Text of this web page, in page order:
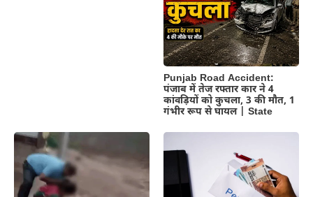
Punjab Road Accident:
पंजाब में तेज रफ्तार कार ने 4
कांवड़ियों को कुचला, 3 की मौत, 1
गंभीर रूप से घायल | State